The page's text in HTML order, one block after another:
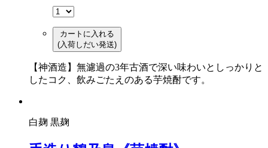
カートに入れる
(入荷しだい発送)
【神酒造】無濾過の3年古酒で深い味わいとしっかりと
したコク、飲みごたえのある芋焼酎です。
白麹 黒麹